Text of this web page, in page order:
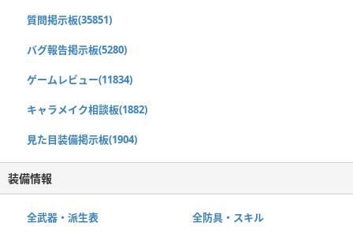
質問掲示板(35851)
バグ報告掲示板(5280)
ゲームレビュー(11834)
キャラメイク相談板(1882)
見た目装備掲示板(1904)
装備情報
全武器・派生表 全防具・スキル